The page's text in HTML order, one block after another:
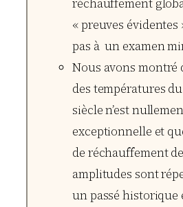
réchauffement
« preuves
pas à un examen
Nous avons montré
des températures
siècle n’est
exceptionnelle et
de réchauffement
amplitudes sont
un passé historique